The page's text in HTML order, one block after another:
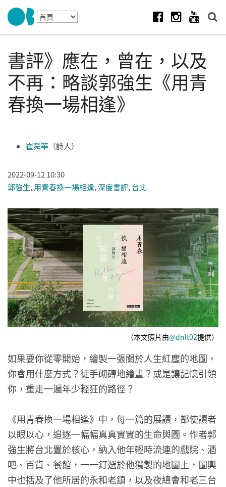
Skip to navigation
移至主內容
書評》應在，曾在，以及
不再：略談郭強生《用青
春換一場相逢》
崔舜華 （詩人）
2022-09-12 10:30
郭強生, 用青春換一場相逢,深度書評, 台北
（本文照片由@dnlt02提供）
如果要你從零開始，繪製一張關於人生紅塵的地圖，
你會用什麼方式？徒手砌磚地繪畫？或是讓記憶引領
你，重走一遍年少輕狂的路徑？
《用青春換一場相逢》中，每一篇的展讀，都使讀者
以眼以心，追逐一幅幅真真實實的生命輿圖。作者郭
強生將台北置於核心，納入他年輕時流連的戲院、酒
吧、百貨、餐館，一一釘選於他獨製的地圖上，圖輿
中也括及了他所居的永和老鎮，以及夜總會和老三台